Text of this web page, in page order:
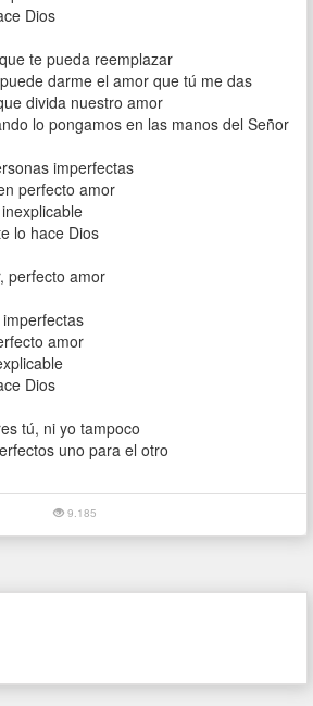
Dios
te pueda reemplazar
darme el amor que tú me das
divida nuestro amor
lo pongamos en las manos del Señor
imperfectas
perfecto amor
lo hace Dios
perfecto amor
amor
Dios
tú, ni yo tampoco
uno para el otro
9.185